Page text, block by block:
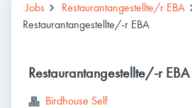
Jobs
Restaurantangestellte/r EBA
Restaurantangestellte/-r EBA
Restaurantangestellte/-r EBA
Birdhouse Self